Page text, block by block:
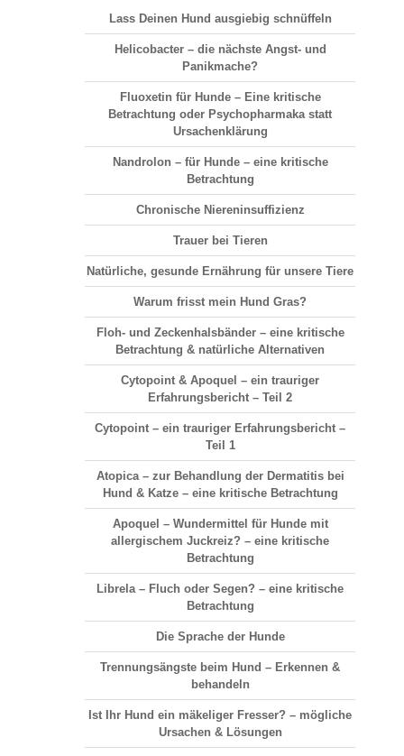
Lass Deinen Hund ausgiebig schnüffeln
Helicobacter – die nächste Angst- und
Panikmache?
Fluoxetin für Hunde – Eine kritische
Betrachtung oder Psychopharmaka statt
Ursachenklärung
Nandrolon – für Hunde – eine kritische
Betrachtung
Chronische Niereninsuffizienz
Trauer bei Tieren
Natürliche, gesunde Ernährung für unsere Tiere
Warum frisst mein Hund Gras?
Floh- und Zeckenhalsbänder – eine kritische
Betrachtung & natürliche Alternativen
Cytopoint & Apoquel – ein trauriger
Erfahrungsbericht – Teil 2
Cytopoint – ein trauriger Erfahrungsbericht –
Teil 1
Atopica – zur Behandlung der Dermatitis bei
Hund & Katze – eine kritische Betrachtung
Apoquel – Wundermittel für Hunde mit
allergischem Juckreiz? – eine kritische
Betrachtung
Librela – Fluch oder Segen? – eine kritische
Betrachtung
Die Sprache der Hunde
Trennungsängste beim Hund – Erkennen &
behandeln
Ist Ihr Hund ein mäkeliger Fresser? – mögliche
Ursachen & Lösungen